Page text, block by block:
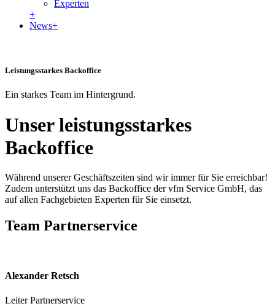
Experten
+
News+
Leistungsstarkes Backoffice
Ein starkes Team im Hintergrund.
Unser leistungsstarkes
Backoffice
Während unserer Geschäftszeiten sind wir immer für Sie erreichbar!
Zudem unterstützt uns das Backoffice der vfm Service GmbH, das
auf allen Fachgebieten Experten für Sie einsetzt.
Team Partnerservice
Alexander Retsch
Leiter Partnerservice